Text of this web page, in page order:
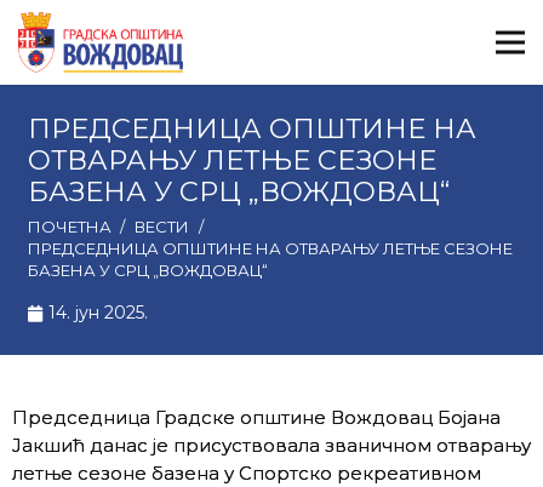
ПРЕДСЕДНИЦА ОПШТИНЕ НА
ОТВАРАЊУ ЛЕТЊЕ СЕЗОНЕ
БАЗЕНА У СРЦ „ВОЖДОВАЦ“
ПОЧЕТНА / ВЕСТИ
/
ПРЕДСЕДНИЦА ОПШТИНЕ НА ОТВАРАЊУ ЛЕТЊЕ СЕЗОНЕ
БАЗЕНА У СРЦ „ВОЖДОВАЦ“
14. јун 2025.
Председница Градске општине Вождовац Бојана
Јакшић данас је присуствовала званичном отварању
летње сезоне базена у Спортско рекреативном